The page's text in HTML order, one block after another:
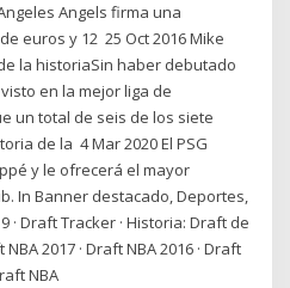
Angels firma una
euros y 12 25 Oct 2016 Mike
la historiaSin haber debutado
en la mejor liga de
un total de seis de los siete
de la 4 Mar 2020 El PSG
y le ofrecerá el mayor
In Banner destacado, Deportes,
· Draft Tracker · Historia: Draft de
2017 · Draft NBA 2016 · Draft
NBA